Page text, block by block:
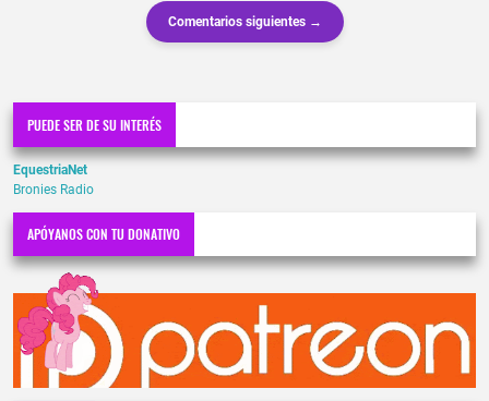
Comentarios siguientes →
PUEDE SER DE SU INTERÉS
EquestriaNet
Bronies Radio
APÓYANOS CON TU DONATIVO